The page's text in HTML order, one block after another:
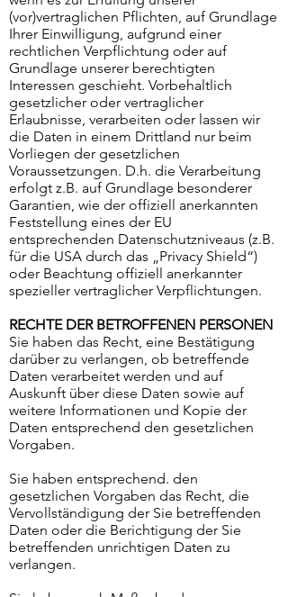
(vor)vertraglichen Pflichten, auf Grundlage
Ihrer Einwilligung, aufgrund einer
rechtlichen Verpflichtung oder auf
Grundlage unserer berechtigten
Interessen geschieht. Vorbehaltlich
gesetzlicher oder vertraglicher
Erlaubnisse, verarbeiten oder lassen wir
die Daten in einem Drittland nur beim
Vorliegen der gesetzlichen
Voraussetzungen. D.h. die Verarbeitung
erfolgt z.B. auf Grundlage besonderer
Garantien, wie der offiziell anerkannten
Feststellung eines der EU
entsprechenden Datenschutzniveaus (z.B.
für die USA durch das „Privacy Shield“)
oder Beachtung offiziell anerkannter
spezieller vertraglicher Verpflichtungen.
RECHTE DER BETROFFENEN PERSONEN
Sie haben das Recht, eine Bestätigung
darüber zu verlangen, ob betreffende
Daten verarbeitet werden und auf
Auskunft über diese Daten sowie auf
weitere Informationen und Kopie der
Daten entsprechend den gesetzlichen
Vorgaben.
Sie haben entsprechend. den
gesetzlichen Vorgaben das Recht, die
Vervollständigung der Sie betreffenden
Daten oder die Berichtigung der Sie
betreffenden unrichtigen Daten zu
verlangen.